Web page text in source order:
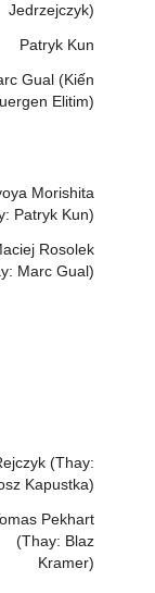
Jedrzejczyk)
Patryk Kun
Gual (Kiến
Elitim)
Morishita
Patryk Kun)
Rosolek
Marc Gual)
(Thay:
Kapustka)
Pekhart
(Thay: Blaz
Kramer)